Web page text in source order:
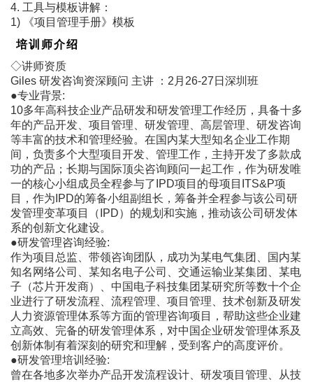
4. 工具与模板讲解：
1) 《项目管理手册》模板
培训师介绍
◇讲师资质
Giles 研发咨询资深顾问 主讲 ：2月26-27日深圳班
●专业背景:
10多年高科技企业产品研发和研发管理工作经历，具备十多
年的产品开发、项目管理、研发管理、高层管理、研发咨询
等丰富的技术和管理经验。在国内某大型知名企业工作期
间，负责多个大型项目开发、管理工作，主持开发了多款成
功的产品；长期与国际顶尖咨询顾问一起工作，作为研发唯
一的核心小组成员全程参与了IPD项目的母项目ITS&P项
目，作为IPD的筹备小组副组长，筹备并全程参与该公司研
发管理变革项目（IPD）的规划和实施，推动该公司研发体
系的创新文化建设。
●研发管理咨询经验:
作为项目总监、带领咨询团队，成功为某电气集团、国内某
知名网络公司、某知名电子公司、交通运输业某集团、某电
子（芯片开发商）、中国电子科技集团某研究所等数十个企
业进行了研发流程、流程管理、项目管理、技术创新及研发
人力资源管理体系等方面的管理咨询项目，帮助这些企业建
立高效、完备的研发管理体系，对中国企业研发管理体系及
创新体制有着深刻的研究和理解，受到客户的高度评价。
●研发管理培训经验:
曾在各地多次举办产品开发流程设计、研发项目管理、从技